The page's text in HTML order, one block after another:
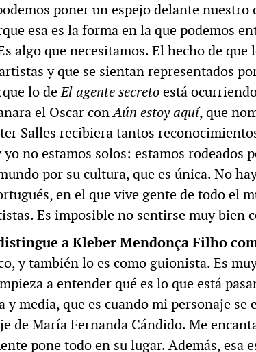
poner un espejo delante
esa es la forma en la que podemos
algo que necesitamos. El hecho de
y que se sientan representados
lo deEl agente secretoestá
el Oscar conAún estoy aquí, que
Salles recibiera tantos
no estamos solos: estamos rodeados
por su cultura, que es única. No
en el que vive gente de todo el
Es imposible no sentirse muy bien
a Kleber Mendonça Filho
y también lo es como guionista. Es
a entender qué es lo que está
y media, que es cuando mi personaje se
de María Fernanda Cándido. Me
pone todo en su lugar. Además, esa